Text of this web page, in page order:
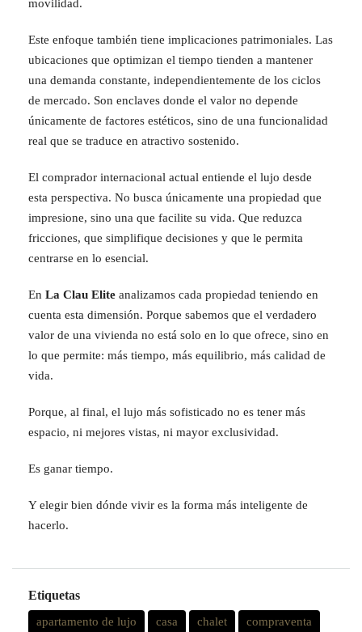
movilidad.
Este enfoque también tiene implicaciones patrimoniales. Las
ubicaciones que optimizan el tiempo tienden a mantener
una demanda constante, independientemente de los ciclos
de mercado. Son enclaves donde el valor no depende
únicamente de factores estéticos, sino de una funcionalidad
real que se traduce en atractivo sostenido.
El comprador internacional actual entiende el lujo desde
esta perspectiva. No busca únicamente una propiedad que
impresione, sino una que facilite su vida. Que reduzca
fricciones, que simplifique decisiones y que le permita
centrarse en lo esencial.
En La Clau Elite analizamos cada propiedad teniendo en
cuenta esta dimensión. Porque sabemos que el verdadero
valor de una vivienda no está solo en lo que ofrece, sino en
lo que permite: más tiempo, más equilibrio, más calidad de
vida.
Porque, al final, el lujo más sofisticado no es tener más
espacio, ni mejores vistas, ni mayor exclusividad.
Es ganar tiempo.
Y elegir bien dónde vivir es la forma más inteligente de
hacerlo.
Etiquetas
apartamento de lujo casa chalet compraventa